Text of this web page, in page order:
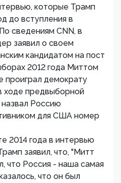
которые Трамп
до вступления в
сведениям CNN, в
заявил о своем
кандидатом на пост
2012 года Миттом
проиграл демократу
ходе предвыборной
назвал Россию
для США номер
2014 года в интервью
заявил, что, "Митт
что Россия - наша самая
что он был